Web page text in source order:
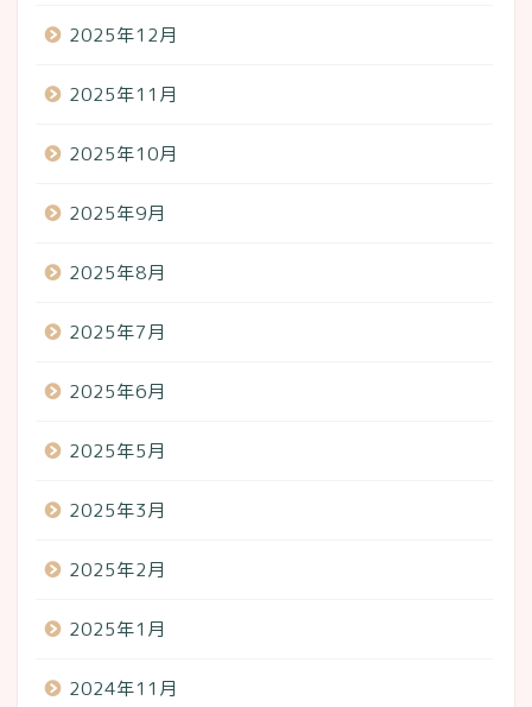
2025年12月
2025年11月
2025年10月
2025年9月
2025年8月
2025年7月
2025年6月
2025年5月
2025年3月
2025年2月
2025年1月
2024年11月